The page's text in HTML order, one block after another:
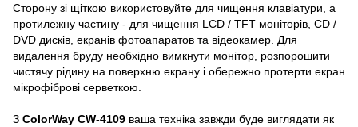
Сторону зі щіткою використовуйте для чищення клавіатури, а
протилежну частину - для чищення LCD / TFT моніторів, CD /
DVD дисків, екранів фотоапаратов та відеокамер. Для
видалення бруду необхідно вимкнути монітор, розпорошити
чистячу рідину на поверхню екрану і обережно протерти екран
мікрофіброві серветкою.
З ColorWay CW-4109 ваша техніка завжди буде виглядати як